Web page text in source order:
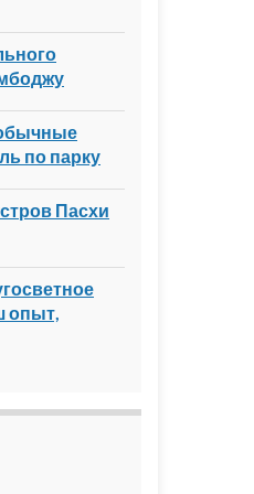
по парку
Пасхи
опыт,